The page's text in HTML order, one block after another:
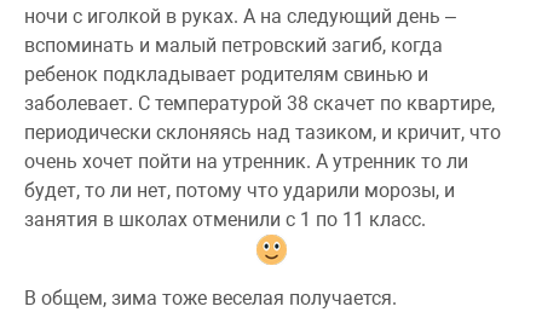
ночи с иголкой в руках. А на следующий день –
вспоминать и малый петровский загиб, когда
ребенок подкладывает родителям свинью и
заболевает. С температурой 38 скачет по квартире,
периодически склоняясь над тазиком, и кричит, что
очень хочет пойти на утренник. А утренник то ли
будет, то ли нет, потому что ударили морозы, и
занятия в школах отменили с 1 по 11 класс.
В общем, зима тоже веселая получается.